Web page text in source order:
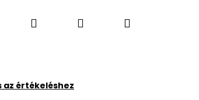
KeresésBejelentkezés
Kosár
az értékeléshez